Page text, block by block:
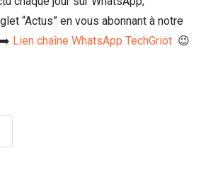
“Actus” en vous abonnant à notre
➡️ Lien chaîne WhatsApp TechGriot 😉